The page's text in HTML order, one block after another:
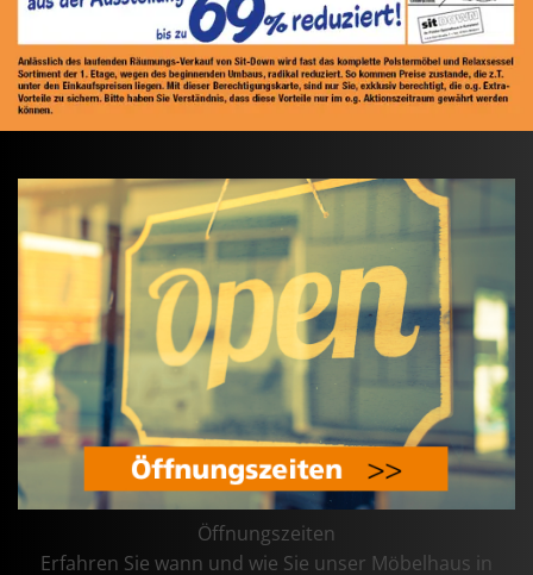
Öffnungszeiten
Erfahren Sie wann und wie Sie unser Möbelhaus in